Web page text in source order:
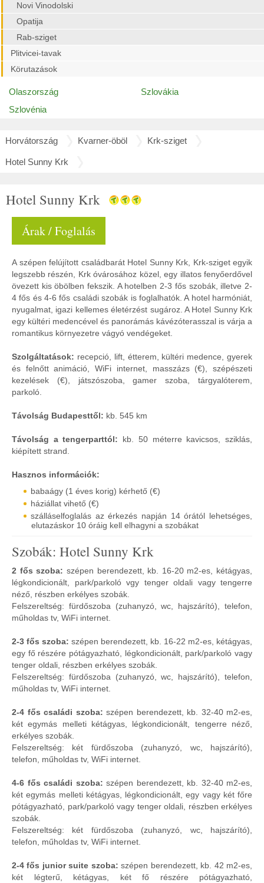
Novi Vinodolski
Opatija
Rab-sziget
Plitvicei-tavak
Körutazások
Olaszország
Szlovákia
Szlovénia
Horvátország Kvarner-öböl Krk-sziget
Hotel Sunny Krk
Hotel Sunny Krk
Árak / Foglalás
A szépen felújított családbarát Hotel Sunny Krk, Krk-sziget egyik
legszebb részén, Krk óvárosához közel, egy illatos fenyőerdővel
övezett kis öbölben fekszik. A hotelben 2-3 fős szobák, illetve 2-
4 fős és 4-6 fős családi szobák is foglalhatók. A hotel harmóniát,
nyugalmat, igazi kellemes életérzést sugároz. A Hotel Sunny Krk
egy kültéri medencével és panorámás kávézóterasszal is várja a
romantikus környezetre vágyó vendégeket.
Szolgáltatások: recepció, lift, étterem, kültéri medence, gyerek
és felnőtt animáció, WiFi internet, masszázs (€), szépészeti
kezelések (€), játszószoba, gamer szoba, tárgyalóterem,
parkoló.
Távolság Budapesttől: kb. 545 km
Távolság a tengerparttól: kb. 50 méterre kavicsos, sziklás,
kiépített strand.
Hasznos információk:
babaágy (1 éves korig) kérhető (€)
háziállat vihető (€)
szálláselfoglalás az érkezés napján 14 órától lehetséges,
elutazáskor 10 óráig kell elhagyni a szobákat
Szobák: Hotel Sunny Krk
2 fős szoba: szépen berendezett, kb. 16-20 m2-es, kétágyas,
légkondicionált, park/parkoló vgy tenger oldali vagy tengerre
néző, részben erkélyes szobák.
Felszereltség: fürdőszoba (zuhanyzó, wc, hajszárító), telefon,
műholdas tv, WiFi internet.
2-3 fős szoba: szépen berendezett, kb. 16-22 m2-es, kétágyas,
egy fő részére pótágyazható, légkondicionált, park/parkoló vagy
tenger oldali, részben erkélyes szobák.
Felszereltség: fürdőszoba (zuhanyzó, wc, hajszárító), telefon,
műholdas tv, WiFi internet.
2-4 fős családi szoba: szépen berendezett, kb. 32-40 m2-es,
két egymás melleti kétágyas, légkondicionált, tengerre néző,
erkélyes szobák.
Felszereltség: két fürdőszoba (zuhanyzó, wc, hajszárító),
telefon, műholdas tv, WiFi internet.
4-6 fős családi szoba: szépen berendezett, kb. 32-40 m2-es,
két egymás melleti kétágyas, légkondicionált, egy vagy két főre
pótágyazható, park/parkoló vagy tenger oldali, részben erkélyes
szobák.
Felszereltség: két fürdőszoba (zuhanyzó, wc, hajszárító),
telefon, műholdas tv, WiFi internet.
2-4 fős junior suite szoba: szépen berendezett, kb. 42 m2-es,
két légterű, kétágyas, két fő részére pótágyazható,